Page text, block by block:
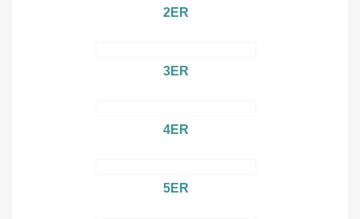
2ER
3ER
4ER
5ER